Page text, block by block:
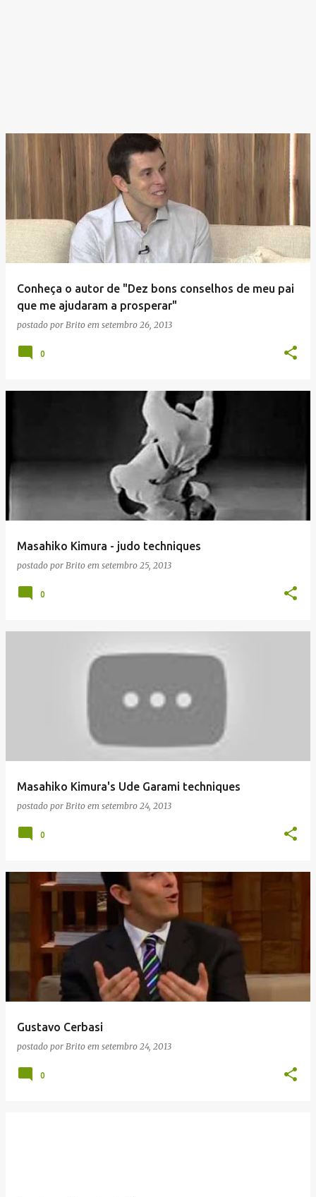
Conheça o autor de "Dez bons conselhos de meu pai
que me ajudaram a prosperar"
postado por Brito em setembro 26, 2013
0
Masahiko Kimura - judo techniques
postado por Brito em setembro 25, 2013
0
Masahiko Kimura's Ude Garami techniques
postado por Brito em setembro 24, 2013
0
Gustavo Cerbasi
postado por Brito em setembro 24, 2013
0